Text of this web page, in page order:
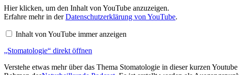
„Stomatologie“
von
YouTube
Hier klicken, um den Inhalt von YouTube anzuzeigen.
Erfahre mehr in derDatenschutzerklärung von YouTube.
Inhalt von YouTube immer anzeigen
„Stomatologie“ direkt öffnen
Verstehe etwas mehr über das Thema Stomatologie in dieser kurzen